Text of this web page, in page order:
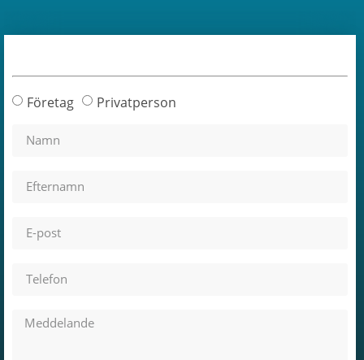
Företag Privatperson